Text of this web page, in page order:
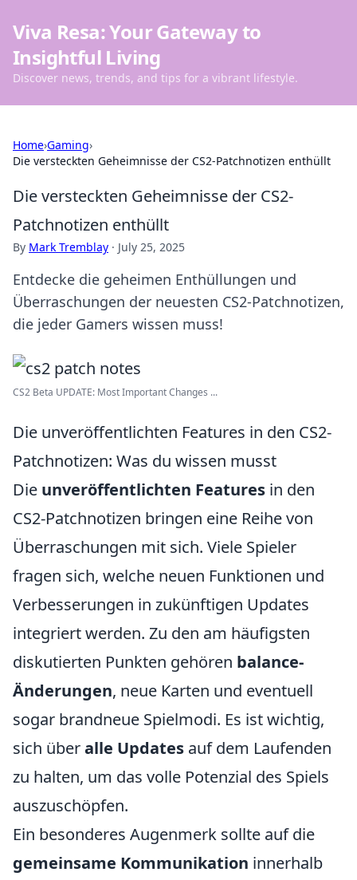
Viva Resa: Your Gateway to
Insightful Living
Discover news, trends, and tips for a vibrant lifestyle.
Home›Gaming›
Die versteckten Geheimnisse der CS2-Patchnotizen enthüllt
Die versteckten Geheimnisse der CS2-
Patchnotizen enthüllt
By Mark Tremblay · July 25, 2025
Entdecke die geheimen Enthüllungen und
Überraschungen der neuesten CS2-Patchnotizen,
die jeder Gamers wissen muss!
CS2 Beta UPDATE: Most Important Changes ...
Die unveröffentlichten Features in den CS2-
Patchnotizen: Was du wissen musst
Die unveröffentlichten Features in den
CS2-Patchnotizen bringen eine Reihe von
Überraschungen mit sich. Viele Spieler
fragen sich, welche neuen Funktionen und
Verbesserungen in zukünftigen Updates
integriert werden. Zu den am häufigsten
diskutierten Punkten gehören balance-
Änderungen, neue Karten und eventuell
sogar brandneue Spielmodi. Es ist wichtig,
sich überalle Updates auf dem Laufenden
zu halten, um das volle Potenzial des Spiels
auszuschöpfen.
Ein besonderes Augenmerk sollte auf die
gemeinsame Kommunikation innerhalb